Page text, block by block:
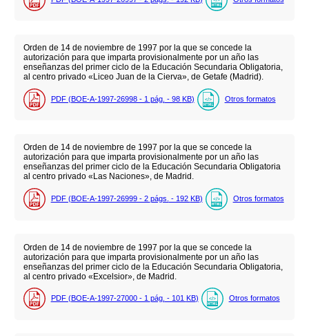
Orden de 14 de noviembre de 1997 por la que se concede la
autorización para que imparta provisionalmente por un año las
enseñanzas del primer ciclo de la Educación Secundaria Obligatoria,
al centro privado «Liceo Juan de la Cierva», de Getafe (Madrid).
PDF (BOE-A-1997-26998 - 1 pág. - 98 KB) Otros formatos
Orden de 14 de noviembre de 1997 por la que se concede la
autorización para que imparta provisionalmente por un año las
enseñanzas del primer ciclo de la Educación Secundaria Obligatoria
al centro privado «Las Naciones», de Madrid.
PDF (BOE-A-1997-26999 - 2 págs. - 192 KB) Otros formatos
Orden de 14 de noviembre de 1997 por la que se concede la
autorización para que imparta provisionalmente por un año las
enseñanzas del primer ciclo de la Educación Secundaria Obligatoria,
al centro privado «Excelsior», de Madrid.
PDF (BOE-A-1997-27000 - 1 pág. - 101 KB) Otros formatos